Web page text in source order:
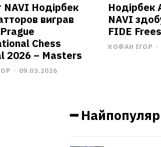
NAVI Нодірбек
виграв
Chess
2026 – Masters
- 09.03.2026
Нодірбек
NAVI
FIDE
КОФАН ІГОР -
━